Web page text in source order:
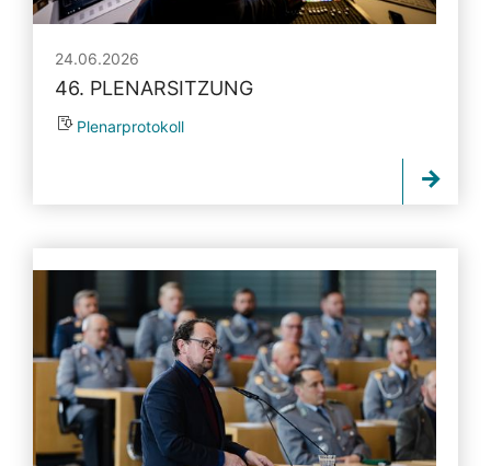
24.06.2026
46. PLENARSITZUNG
Plenarprotokoll